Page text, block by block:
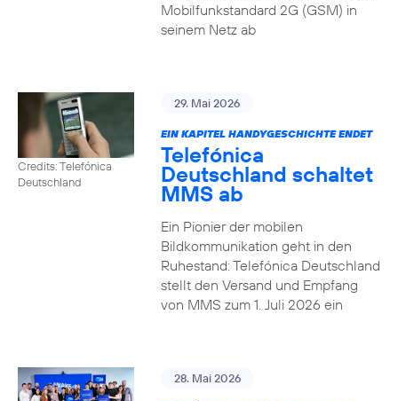
Mobilfunkstandard 2G (GSM) in
seinem Netz ab
Credits: Telefónica
Deutschland
29. Mai 2026
EIN KAPITEL HANDYGESCHICHTE ENDET
Telefónica
Deutschland schaltet
MMS ab
Ein Pionier der mobilen
Bildkommunikation geht in den
Ruhestand: Telefónica Deutschland
stellt den Versand und Empfang
von MMS zum 1. Juli 2026 ein
28. Mai 2026